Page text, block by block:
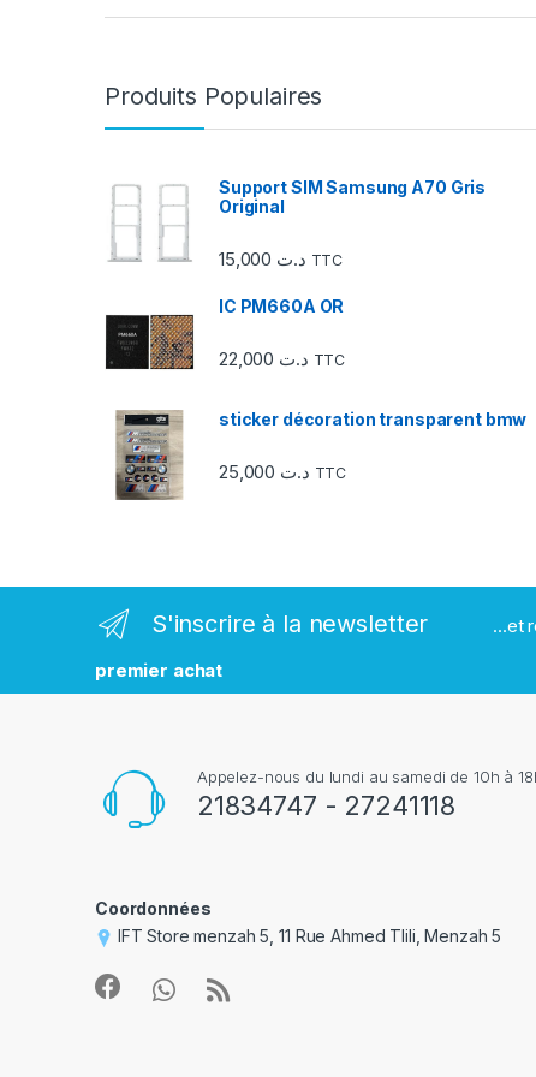
u
Produits Populaires
Support SIM Samsung A70 Gris
Original
د.ت TTC
IC PM660A OR
د.ت TTC
sticker décoration transparent bmw
د.ت TTC
S'inscrire à la newsletter ...et
premier achat
Appelez-nous du lundi au samedi de 10h à
21834747 - 27241118
Coordonnées
IFT Store menzah 5, 11 Rue Ahmed Tlili, Menzah 5